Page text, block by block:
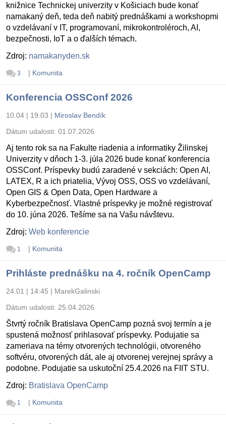
knižnice Technickej univerzity v Košiciach bude konať
namakaný deň, teda deň nabitý prednáškami a workshopmi
o vzdelávaní v IT, programovaní, mikrokontroléroch, AI,
bezpečnosti, IoT a o ďalších témach.
Zdroj: namakanyden.sk
3 | Komunita
Konferencia OSSConf 2026
10.04 | 19:03 | Miroslav Bendík
Dátum udalosti: 01.07.2026
Aj tento rok sa na Fakulte riadenia a informatiky Žilinskej
Univerzity v dňoch 1-3. júla 2026 bude konať konferencia
OSSConf. Príspevky budú zaradené v sekciách: Open AI,
LATEX, R a ich priatelia, Vývoj OSS, OSS vo vzdelávaní,
Open GIS & Open Data, Open Hardware a
Kyberbezpečnosť. Vlastné príspevky je možné registrovať
do 10. júna 2026. Tešíme sa na Vašu návštevu.
Zdroj: Web konferencie
1 | Komunita
Prihláste prednášku na 4. ročník OpenCamp
24.01 | 14:45 | MarekGalinski
Dátum udalosti: 25.04.2026
Štvrtý ročník Bratislava OpenCamp pozná svoj termín a je
spustená možnosť prihlasovať príspevky. Podujatie sa
zameriava na témy otvorených technológii, otvoreného
softvéru, otvorených dát, ale aj otvorenej verejnej správy a
podobne. Podujatie sa uskutoční 25.4.2026 na FIIT STU.
Zdroj: Bratislava OpenCamp
1 | Komunita